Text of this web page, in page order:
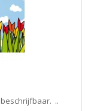
beschrijfbaar. ..